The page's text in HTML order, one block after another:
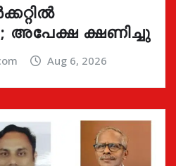
അപേക്ഷ ക്ഷണിച്ചു
Aug 6, 2026